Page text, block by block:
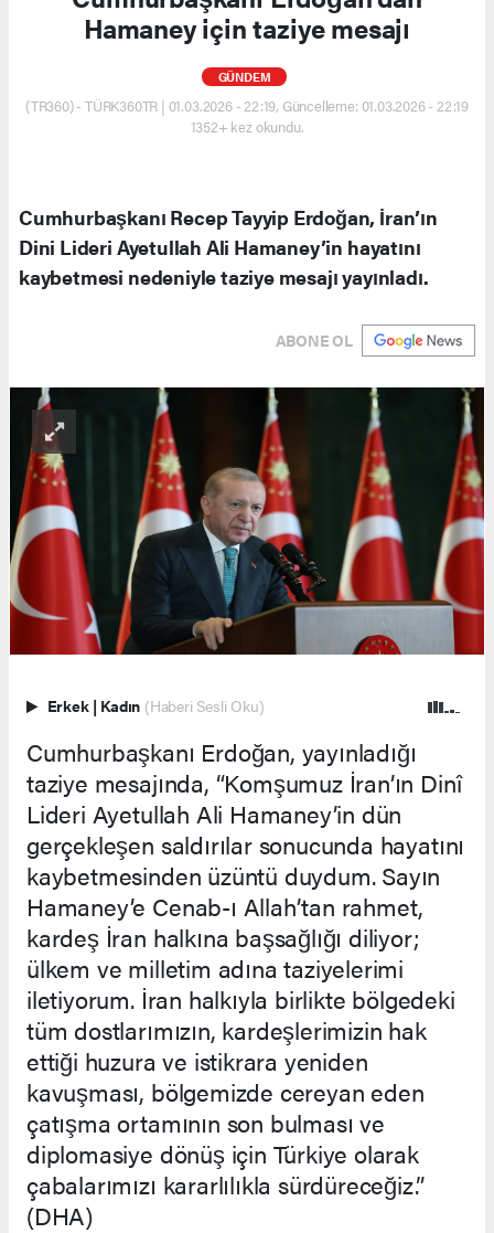
Hamaney için taziye mesajı
GÜNDEM
(TR360) - TÜRK360TR | 01.03.2026 - 22:19, Güncelleme: 01.03.2026 - 22:19
1352+ kez okundu.
Cumhurbaşkanı Recep Tayyip Erdoğan, İran’ın
Dini Lideri Ayetullah Ali Hamaney’in hayatını
kaybetmesi nedeniyle taziye mesajı yayınladı.
ABONE OL
Erkek | Kadın (Haberi Sesli Oku)
Cumhurbaşkanı Erdoğan, yayınladığı
taziye mesajında, “Komşumuz İran’ın Dinî
Lideri Ayetullah Ali Hamaney’in dün
gerçekleşen saldırılar sonucunda hayatını
kaybetmesinden üzüntü duydum. Sayın
Hamaney’e Cenab-ı Allah’tan rahmet,
kardeş İran halkına başsağlığı diliyor;
ülkem ve milletim adına taziyelerimi
iletiyorum. İran halkıyla birlikte bölgedeki
tüm dostlarımızın, kardeşlerimizin hak
ettiği huzura ve istikrara yeniden
kavuşması, bölgemizde cereyan eden
çatışma ortamının son bulması ve
diplomasiye dönüş için Türkiye olarak
çabalarımızı kararlılıkla sürdüreceğiz.”
(DHA)